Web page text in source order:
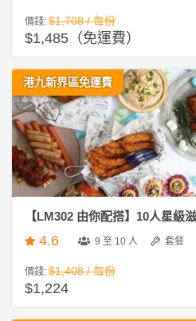
價錢: $1,708 / 每份
$1,485（免運費）
港九新界區免運費
【LM302 由你配搭】10人星級
4.6 9 至 10 人 套餐
價錢: $1,408 / 每份
$1,224